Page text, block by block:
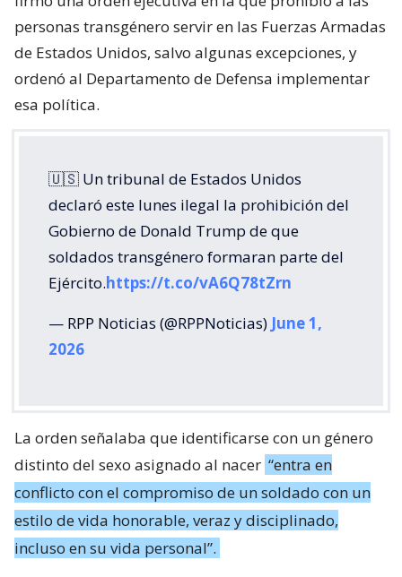
personas transgénero servir en las Fuerzas Armadas
de Estados Unidos, salvo algunas excepciones, y
ordenó al Departamento de Defensa implementar
esa política.
🇺🇸 Un tribunal de Estados Unidos
declaró este lunes ilegal la prohibición del
Gobierno de Donald Trump de que
soldados transgénero formaran parte del
Ejército.https://t.co/vA6Q78tZrn
— RPP Noticias (@RPPNoticias) June 1,
2026
La orden señalaba que identificarse con un género
distinto del sexo asignado al nacer “entra en
conflicto con el compromiso de un soldado con un
estilo de vida honorable, veraz y disciplinado,
incluso en su vida personal”.